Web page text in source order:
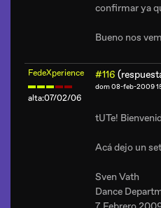
confirmar ya
Bueno nos
FedeXperience
alta:07/02/06
#116
dom 08-feb-2009
tUTe!
Acá dejo un
Sven Vath
Dance